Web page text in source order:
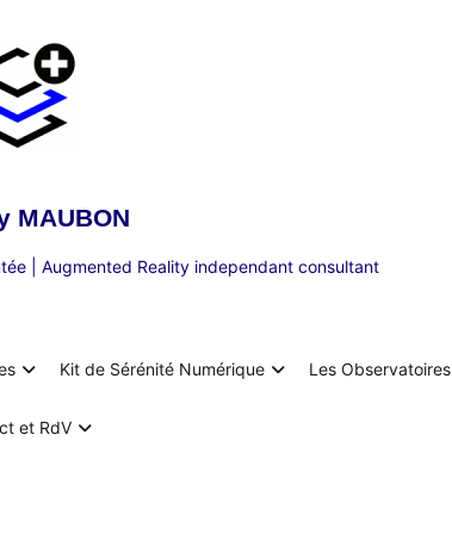
MAUBON
| Augmented Reality independant consultant
Kit de Sérénité Numérique Les Observatoires
et RdV